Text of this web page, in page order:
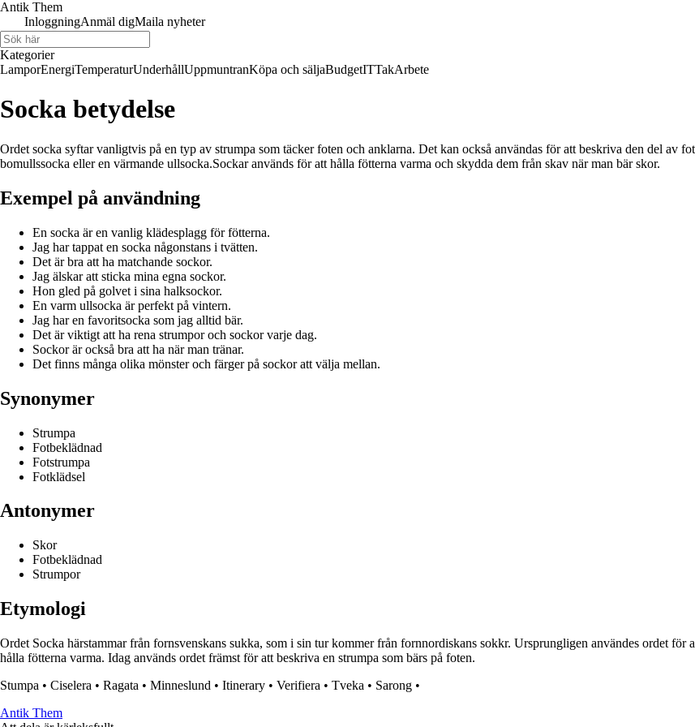
Antik Them
InloggningAnmäl digMaila nyheter
Kategorier
LamporEnergiTemperaturUnderhållUppmuntranKöpa och säljaBudgetITTakArbete
Socka betydelse
Ordet socka syftar vanligtvis på en typ av strumpa som täcker foten och anklarna. Det kan också användas för att beskriva den del av
bomullssocka eller en värmande ullsocka.Sockar används för att hålla fötterna varma och skydda dem från skav när man bär skor.
Exempel på användning
En socka är en vanlig klädesplagg för fötterna.
Jag har tappat en socka någonstans i tvätten.
Det är bra att ha matchande sockor.
Jag älskar att sticka mina egna sockor.
Hon gled på golvet i sina halksockor.
En varm ullsocka är perfekt på vintern.
Jag har en favoritsocka som jag alltid bär.
Det är viktigt att ha rena strumpor och sockor varje dag.
Sockor är också bra att ha när man tränar.
Det finns många olika mönster och färger på sockor att välja mellan.
Synonymer
Strumpa
Fotbeklädnad
Fotstrumpa
Fotklädsel
Antonymer
Skor
Fotbeklädnad
Strumpor
Etymologi
Ordet Socka härstammar från fornsvenskans sukka, som i sin tur kommer från fornnordiskans sokkr. Ursprungligen användes ordet för
hålla fötterna varma. Idag används ordet främst för att beskriva en strumpa som bärs på foten.
Stumpa • Ciselera • Ragata • Minneslund • Itinerary • Verifiera • Tveka • Sarong •
Antik Them